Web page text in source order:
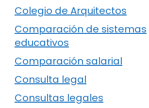
Colegio de Arquitectos
Comparación de sistemas
educativos
Comparación salarial
Consulta legal
Consultas legales